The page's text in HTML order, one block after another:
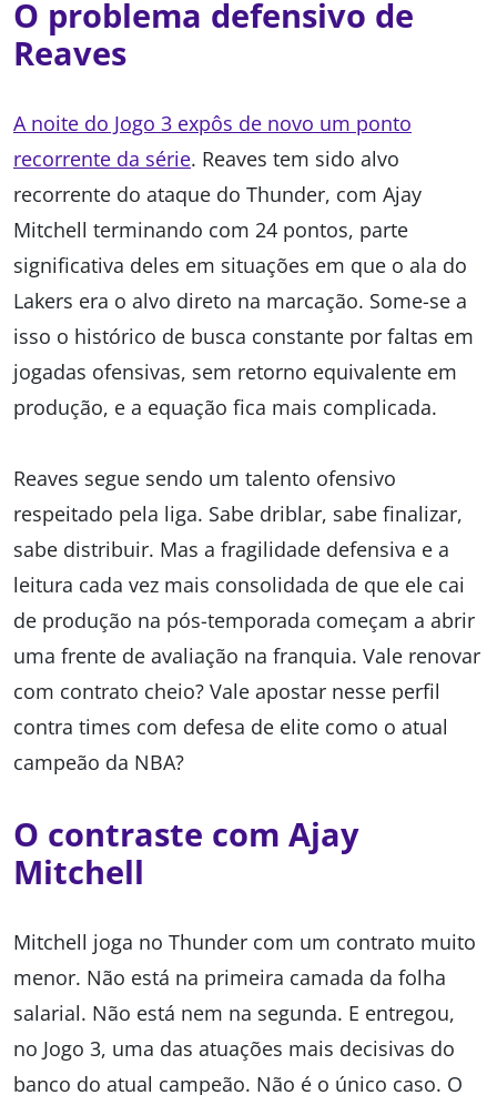
O problema defensivo de
Reaves
A noite do Jogo 3 expôs de novo um ponto
recorrente da série. Reaves tem sido alvo
recorrente do ataque do Thunder, com Ajay
Mitchell terminando com 24 pontos, parte
significativa deles em situações em que o ala do
Lakers era o alvo direto na marcação. Some-se a
isso o histórico de busca constante por faltas em
jogadas ofensivas, sem retorno equivalente em
produção, e a equação fica mais complicada.
Reaves segue sendo um talento ofensivo
respeitado pela liga. Sabe driblar, sabe finalizar,
sabe distribuir. Mas a fragilidade defensiva e a
leitura cada vez mais consolidada de que ele cai
de produção na pós-temporada começam a abrir
uma frente de avaliação na franquia. Vale renovar
com contrato cheio? Vale apostar nesse perfil
contra times com defesa de elite como o atual
campeão da NBA?
O contraste com Ajay
Mitchell
Mitchell joga no Thunder com um contrato muito
menor. Não está na primeira camada da folha
salarial. Não está nem na segunda. E entregou,
no Jogo 3, uma das atuações mais decisivas do
banco do atual campeão. Não é o único caso. O